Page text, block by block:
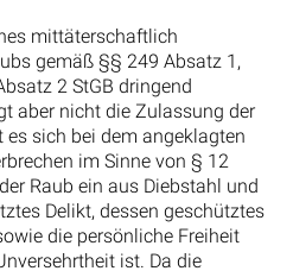
mittäterschaftlich
gemäß §§ 249 Absatz 1,
2 StGB dringend
aber nicht die Zulassung der
sich bei dem angeklagten
im Sinne von § 12
Raub ein aus Diebstahl und
Delikt, dessen geschütztes
die persönliche Freiheit
ist. Da die